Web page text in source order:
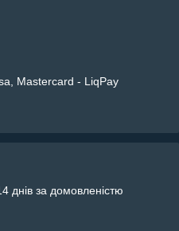
Mastercard - LiqPay
днів за домовленістю